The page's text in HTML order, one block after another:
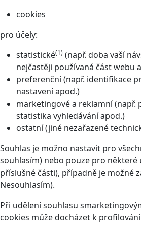
cookies
pro účely:
statistické(1) (např. doba vaší
nejčastěji používaná část webu
preferenční (např. identifikace
nastavení apod.)
marketingové a reklamní (např.
statistika vyhledávání apod.)
ostatní (jiné nezařazené
Souhlas je možno nastavit pro
souhlasím) nebo pouze pro některé
příslušné části), případně je možné
Nesouhlasím).
Při udělení souhlasu
cookies může docházet k